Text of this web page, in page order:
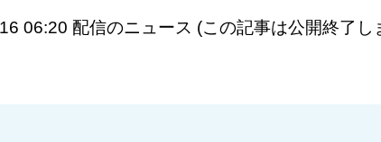
06:20 配信のニュース (この記事は公開終了し